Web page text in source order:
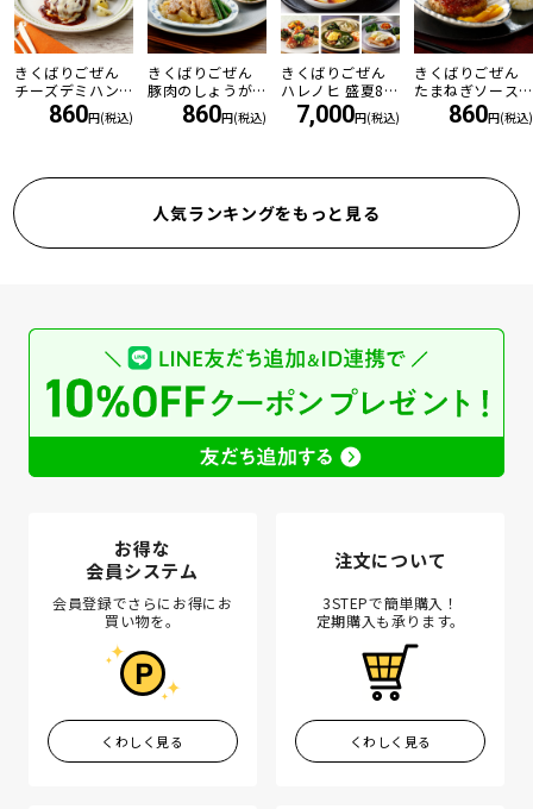
きくばりごぜん
チーズデミハン
バーグ860円(税込)
きくばりごぜん
豚肉のしょうが
860円(税込)
きくばりごぜん
ハレノヒ 盛夏8食
セット ・2026年
7月7,000円(税込)
きくばりごぜん
たまねぎソース
の和風ハンバー
860円(税込)
人気ランキングをもっと見る
お得な
会員システム
会員登録でさらにお得にお
買い物を。
くわしく見る
注文について
3STEPで簡単購入！
定期購入も承ります。
くわしく見る